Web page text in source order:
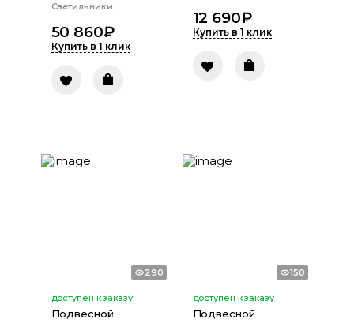
Светильники
50 860₽
Купить в 1 клик
12 690₽
Купить в 1 клик
290
доступен к заказу
Подвесной
150
доступен к заказу
Подвесной